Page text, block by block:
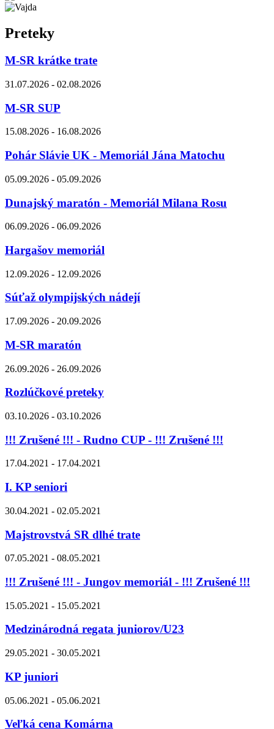
Preteky
M-SR krátke trate
31.07.2026 - 02.08.2026
M-SR SUP
15.08.2026 - 16.08.2026
Pohár Slávie UK - Memoriál Jána Matochu
05.09.2026 - 05.09.2026
Dunajský maratón - Memoriál Milana Rosu
06.09.2026 - 06.09.2026
Hargašov memoriál
12.09.2026 - 12.09.2026
Súťaž olympijských nádejí
17.09.2026 - 20.09.2026
M-SR maratón
26.09.2026 - 26.09.2026
Rozlúčkové preteky
03.10.2026 - 03.10.2026
!!! Zrušené !!! - Rudno CUP - !!! Zrušené !!!
17.04.2021 - 17.04.2021
I. KP seniori
30.04.2021 - 02.05.2021
Majstrovstvá SR dlhé trate
07.05.2021 - 08.05.2021
!!! Zrušené !!! - Jungov memoriál - !!! Zrušené !!!
15.05.2021 - 15.05.2021
Medzinárodná regata juniorov/U23
29.05.2021 - 30.05.2021
KP juniori
05.06.2021 - 05.06.2021
Veľká cena Komárna